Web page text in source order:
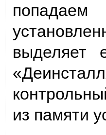
выделяет
из памяти